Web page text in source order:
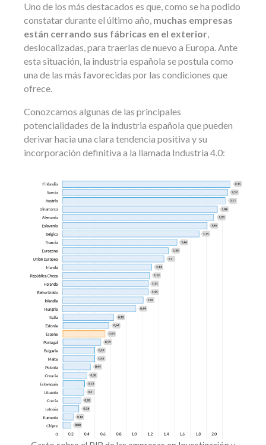
Uno de los más destacados es que, como se ha podido
constatar durante el último año, muchas empresas
están cerrando sus fábricas en el exterior,
deslocalizadas, para traerlas de nuevo a Europa. Ante
esta situación, la industria española se postula como
una de las más favorecidas por las condiciones que
ofrece.
Conozcamos algunas de las principales
potencialidades de la industria española que pueden
derivar hacia una clara tendencia positiva y su
incorporación definitiva a la llamada Industria 4.0: